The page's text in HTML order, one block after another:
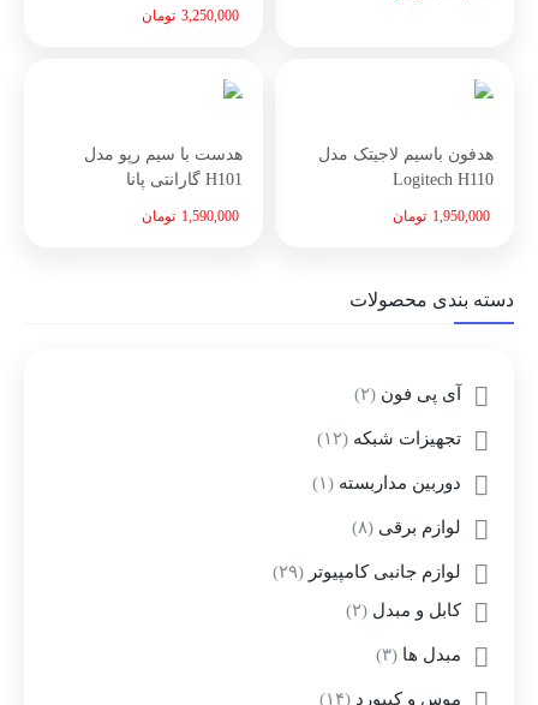
تومان
هدفون باسیم لاجیتک مدل
Logitech H110
تومان
هدست با سیم رپو مدل
H101 گارانتی پانا
تومان
دسته بندی محصولات
آی پی فون (۲)
تجهیزات شبکه (۱۲)
دوربین مداربسته (۱)
لوازم برقی (۸)
لوازم جانبی کامپیوتر (۲۹)
کابل و مبدل (۲)
مبدل ها (۳)
موس و کیبورد (۱۴)